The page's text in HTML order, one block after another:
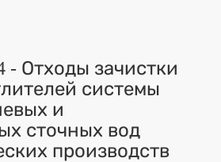
- Отходы зачистки
системы
и
сточных вод
производств